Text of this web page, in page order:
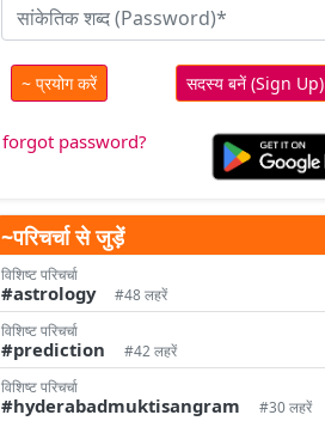
~ प्रयोग करें सदस्य बनें (Sign Up)
forgot password?
~परिचर्चा से जुड़ें
विशिष्‍ट परिचर्चा
#astrology
#48 लहरें
विशिष्‍ट परिचर्चा
#prediction
#42 लहरें
विशिष्‍ट परिचर्चा
#hyderabadmuktisangram
#30 लहरें